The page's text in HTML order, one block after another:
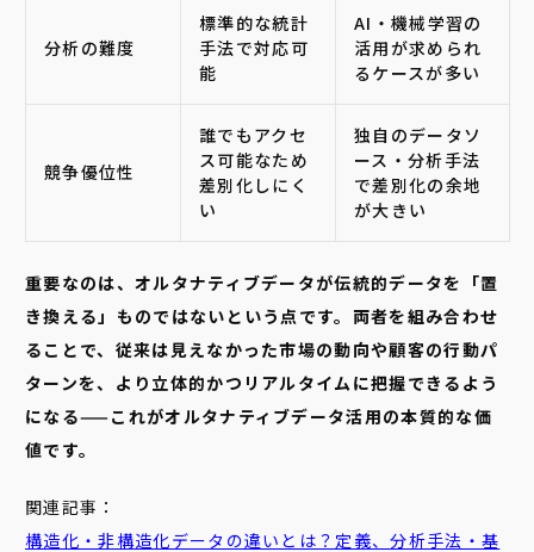
分析の難度
標準的な統計
手法で対応可
能
AI・機械学習の
活用が求められ
るケースが多い
競争優位性
誰でもアクセ
ス可能なため
差別化しにく
い
独自のデータソ
ース・分析手法
で差別化の余地
が大きい
重要なのは、オルタナティブデータが伝統的データを「置
き換える」ものではないという点です。両者を組み合わせ
ることで、従来は見えなかった市場の動向や顧客の行動パ
ターンを、より立体的かつリアルタイムに把握できるよう
になる——これがオルタナティブデータ活用の本質的な価
値です。
関連記事：
構造化・非構造化データの違いとは？定義、分析手法・基